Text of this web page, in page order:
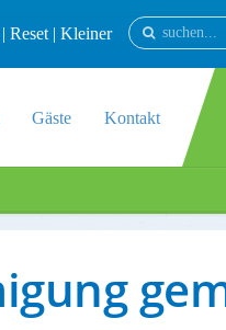
Reset | Kleiner
Gäste Kontakt